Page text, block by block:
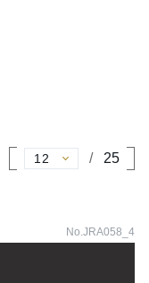
25
No.JRA058_4